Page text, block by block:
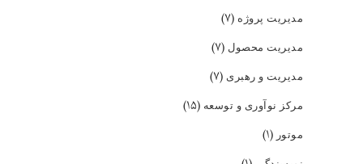
مدیریت پروژه (۷)
مدیریت محصول (۷)
مدیریت و رهبری (۷)
مرکز نوآوری و توسعه (۱۵)
موتور (۱)